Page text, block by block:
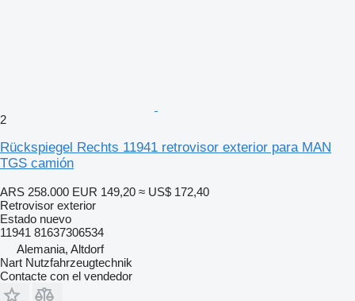
2
Rückspiegel Rechts 11941 retrovisor exterior para MAN
TGS camión
ARS 258.000 EUR 149,20 ≈ US$ 172,40
Retrovisor exterior
Estado nuevo
11941 81637306534
Alemania, Altdorf
Nart Nutzfahrzeugtechnik
Contacte con el vendedor